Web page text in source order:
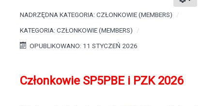
NADRZĘDNA KATEGORIA: CZŁONKOWIE (MEMBERS)
KATEGORIA: CZŁONKOWIE (MEMBERS)
OPUBLIKOWANO: 11 STYCZEŃ 2026
Członkowie SP5PBE i PZK 2026